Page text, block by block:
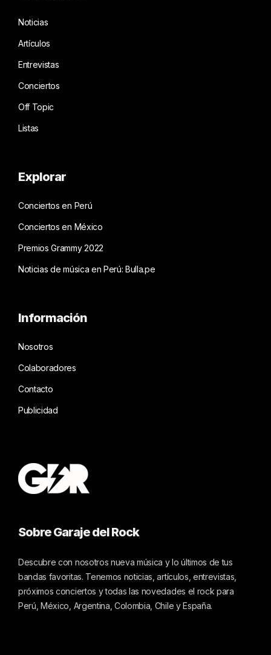
Noticias
Artículos
Entrevistas
Conciertos
Off Topic
Listas
Explorar
Conciertos en Perú
Conciertos en México
Premios Grammy 2022
Noticias de música en Perú: Bulla.pe
Información
Nosotros
Colaboradores
Contacto
Publicidad
Sobre Garaje del Rock
Descubre con nosotros nueva música y lo últimos de tus
bandas favoritas. Tenemos noticias, artículos, entrevistas,
próximos conciertos y todas las novedades el rock para
Perú, México, Argentina, Colombia, Chile y España.